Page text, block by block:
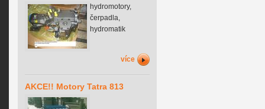
hydromotory,
čerpadla,
hydromatik
více
AKCE!! Motory Tatra 813